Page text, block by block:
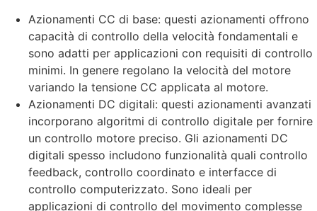
Azionamenti CC di base: questi azionamenti offrono
capacità di controllo della velocità fondamentali e
sono adatti per applicazioni con requisiti di controllo
minimi. In genere regolano la velocità del motore
variando la tensione CC applicata al motore.
Azionamenti DC digitali: questi azionamenti avanzati
incorporano algoritmi di controllo digitale per fornire
un controllo motore preciso. Gli azionamenti DC
digitali spesso includono funzionalità quali controllo
feedback, controllo coordinato e interfacce di
controllo computerizzato. Sono ideali per
applicazioni di controllo del movimento complesse